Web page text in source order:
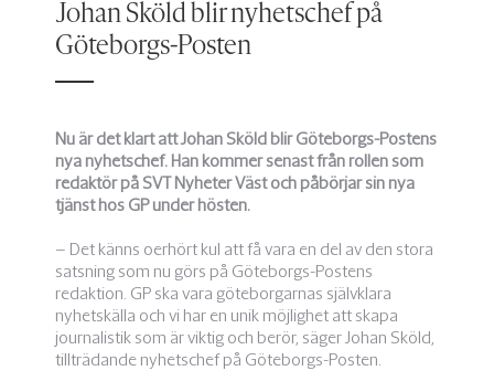
Johan Sköld blir nyhetschef på
Göteborgs-Posten
Nu är det klart att Johan Sköld blir Göteborgs-Postens
nya nyhetschef. Han kommer senast från rollen som
redaktör på SVT Nyheter Väst och påbörjar sin nya
tjänst hos GP under hösten.
– Det känns oerhört kul att få vara en del av den stora
satsning som nu görs på Göteborgs-Postens
redaktion. GP ska vara göteborgarnas självklara
nyhetskälla och vi har en unik möjlighet att skapa
journalistik som är viktig och berör, säger Johan Sköld,
tillträdande nyhetschef på Göteborgs-Posten.